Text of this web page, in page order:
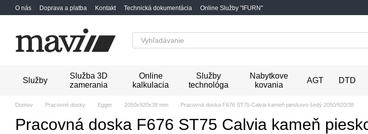
Перейти к основному контенту
O nás Doprava a platba Kontakt Technická dokumentácia Online Služby "IFURN"
Služby
Služba 3D
zamerania
Online
kalkulacia
Služby
technológa
Nabytkove
kovania
AGT DTD
Domov Pracovné dosky Egger 2050x920x38 mm Pracovná doska F676 ST75 Calvia kameň pieskovo šedý 2050/920/38
Pracovná doska F676 ST75 Calvia kameň